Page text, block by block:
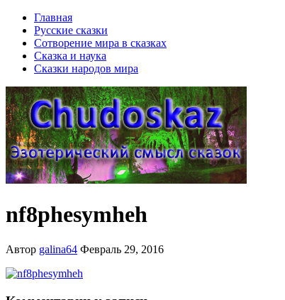
Главная
Русские сказки
Сотворение мира в сказках
Сказка и наука
Сказки народов мира
nf8phesymheh
Автор galina64 Февраль 29, 2016